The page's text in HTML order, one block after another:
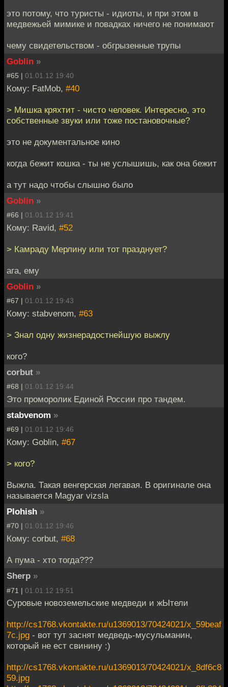
это потому, что туристы - идиоты, и при этом в
медвежьей мимике и повадках ничего не понимают
чему свидетельством - обгрызенные трупы
Goblin »
#65 | 01.01.12 19:40
Кому: FatMob, #40
> Мишка кряхтит - чисто человек. Интересно, это
собственные звуки или тоже постановочные?
это не документальное кино
когда бежит кошка - ты не услышишь, как она бежит
а тут надо чтобы слышно было
Goblin »
#66 | 01.01.12 19:41
Кому: Ravid, #52
> Камраду Мерлину или тот празднует?
ага, ему
Goblin »
#67 | 01.01.12 19:43
Кому: stabvenom, #63
> Знал одну жизнерадостнейшую выжлу
кого?
corbut »
#68 | 01.01.12 19:44
Это проморолик Единой России про тандем.
stabvenom »
#69 | 01.01.12 19:46
Кому: Goblin, #67
> кого?
Выжла. Такая венгерская легавая. В оригинале она
называется Magyar vizsla
Plohish »
#70 | 01.01.12 19:46
Кому: corbut, #68
А пума - хто тогда???
Sherp »
#71 | 01.01.12 19:51
Суровые новоземельские медведи и жЫтели
http://cs1768.vkontakte.ru/u1369013/70424021/x_59beaf
7c.jpg - вот тут заснят медведь-мусульманин,
который не ест свинину :)
http://cs1768.vkontakte.ru/u1369013/70424021/x_8df6c8
59.jpg